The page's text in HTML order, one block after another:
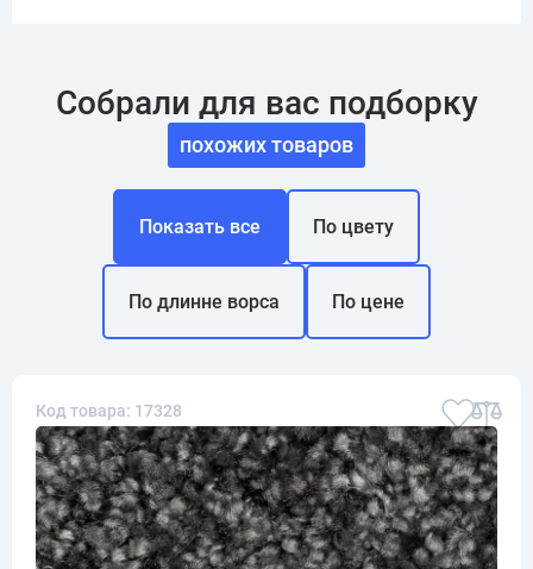
Собрали для вас подборку
похожих товаров
Показать все По цвету
По длинне ворса По цене
Код товара: 17328